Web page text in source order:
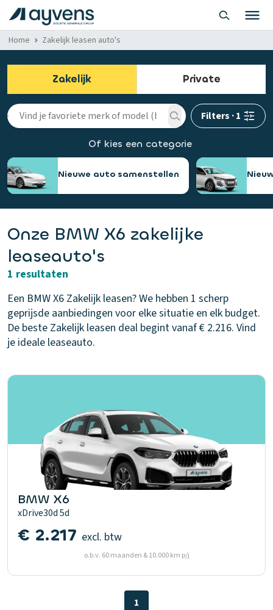
Home Zakelijk leasen auto's
Zakelijk Private
Filters ·1
Of kies een categorie
Nieuwe auto samenstellen
Onze BMW X6 zakelijke
leaseauto's
1 resultaten
Een BMW X6 Zakelijk leasen? We hebben 1 scherp
geprijsde aanbiedingen voor elke situatie en elk budget.
De beste Zakelijk leasen deal begint vanaf € 2.216. Vind
je ideale leaseauto.
BMW X6
xDrive30d 5d
€ 2.217 excl. btw
o.b.v. 60 maanden & 10.000 km p/j
1